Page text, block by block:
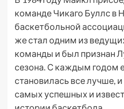
команде Чикаго Буллс в
баскетбольной
же стал одним из
команды и был признан
сезона. С каждым годом
становилась все лучше,
самых успешных и